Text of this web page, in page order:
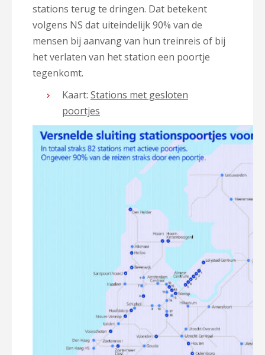
stations terug te dringen. Dat betekent
volgens NS dat uiteindelijk 90% van de
mensen bij aanvang van hun treinreis of bij
het verlaten van het station een poortje
tegenkomt.
Kaart: Stations met gesloten
poortjes